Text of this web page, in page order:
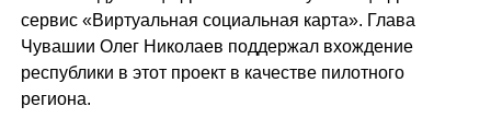
сервис «Виртуальная социальная карта». Глава
Чувашии Олег Николаев поддержал вхождение
республики в этот проект в качестве пилотного
региона.